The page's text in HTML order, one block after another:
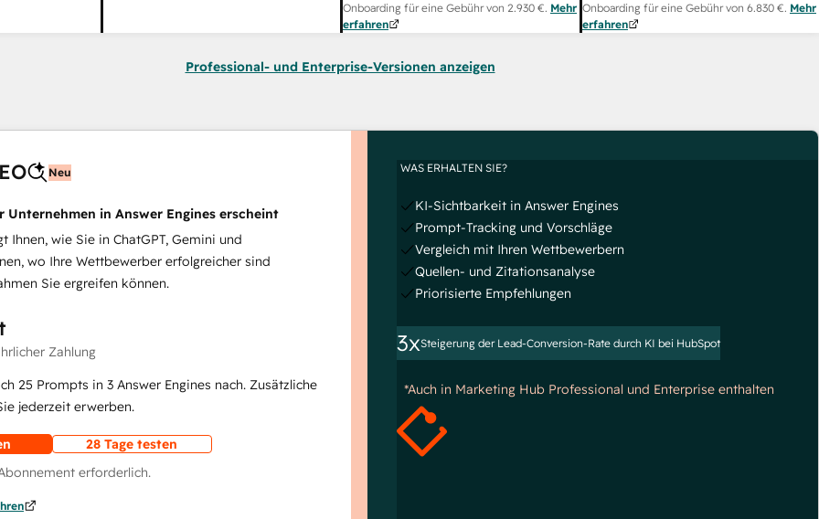
Onboarding für eine Gebühr von 2.930 €. Mehr
erfahren
Onboarding für eine Gebühr von 6.830 €. Mehr
erfahren
Professional- und Enterprise-Versionen anzeigen
Neu
Unternehmen in Answer Engines erscheint
Ihnen, wie Sie in ChatGPT, Gemini und
wo Ihre Wettbewerber erfolgreicher sind
Sie ergreifen können.
Zahlung
25 Prompts in 3 Answer Engines nach. Zusätzliche
jederzeit erwerben.
28 Tage testen
erforderlich.
WAS ERHALTEN SIE?
KI-Sichtbarkeit in Answer Engines
Prompt-Tracking und Vorschläge
Vergleich mit Ihren Wettbewerbern
Quellen- und Zitationsanalyse
Priorisierte Empfehlungen
3xSteigerung der Lead-Conversion-Rate durch KI bei HubSpot
*Auch in Marketing Hub Professional und Enterprise enthalten